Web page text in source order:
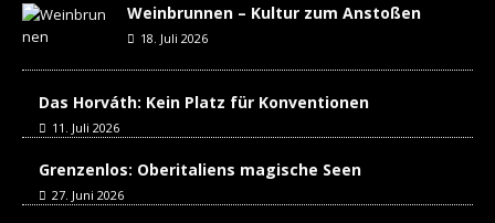
Weinbrunnen – Kultur zum Anstoßen
18. Juli 2026
Das Horváth: Kein Platz für Konventionen
11. Juli 2026
Grenzenlos: Oberitaliens magische Seen
27. Juni 2026